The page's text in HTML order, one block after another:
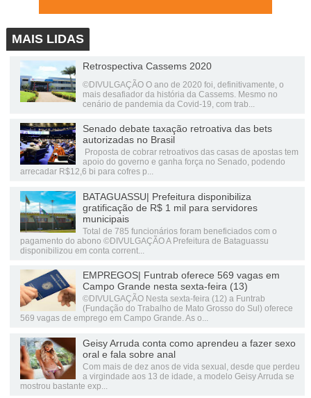
MAIS LIDAS
Retrospectiva Cassems 2020
©DIVULGAÇÃO O ano de 2020 foi, definitivamente, o
mais desafiador da história da Cassems. Mesmo no
cenário de pandemia da Covid-19, com trab...
Senado debate taxação retroativa das bets
autorizadas no Brasil
Proposta de cobrar retroativos das casas de apostas tem
apoio do governo e ganha força no Senado, podendo
arrecadar R$12,6 bi para cofres p...
BATAGUASSU| Prefeitura disponibiliza
gratificação de R$ 1 mil para servidores
municipais
Total de 785 funcionários foram beneficiados com o
pagamento do abono ©DIVULGAÇÃO A Prefeitura de Bataguassu
disponibilizou em conta corrent...
EMPREGOS| Funtrab oferece 569 vagas em
Campo Grande nesta sexta-feira (13)
©DIVULGAÇÃO Nesta sexta-feira (12) a Funtrab
(Fundação do Trabalho de Mato Grosso do Sul) oferece
569 vagas de emprego em Campo Grande. As o...
Geisy Arruda conta como aprendeu a fazer sexo
oral e fala sobre anal
Com mais de dez anos de vida sexual, desde que perdeu
a virgindade aos 13 de idade, a modelo Geisy Arruda se
mostrou bastante exp...